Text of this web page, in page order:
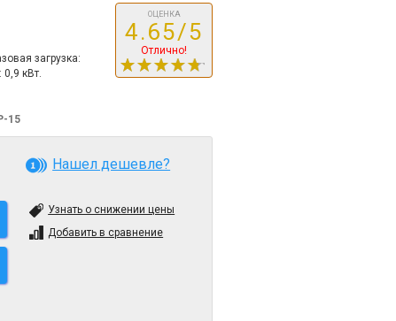
загрузка:
кВт.
ОЦЕНКА
4.65/5
Отлично!
15
Нашел дешевле?
Узнать о снижении цены
Добавить в сравнение